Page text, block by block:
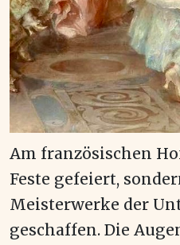
Am französischen
Feste gefeiert,
Meisterwerke der
geschaffen. Die